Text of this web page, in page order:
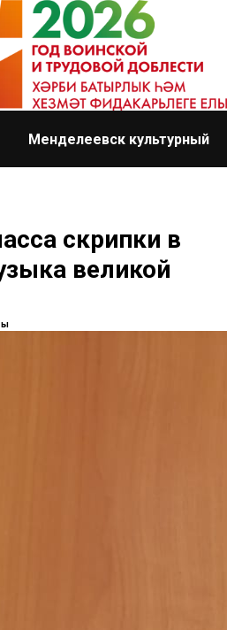
Менделеевск культурный
скрипки в
великой